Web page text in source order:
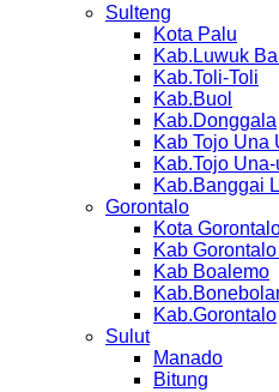
Sulteng
Kota Palu
Kab.Luwuk
Kab.Toli-Toli
Kab.Buol
Kab.Donggala
Kab Tojo Una
Kab.Tojo
Kab.Banggai
Gorontalo
Kota
Kab
Kab Boalemo
Kab.Gorontalo
Sulut
Manado
Bitung